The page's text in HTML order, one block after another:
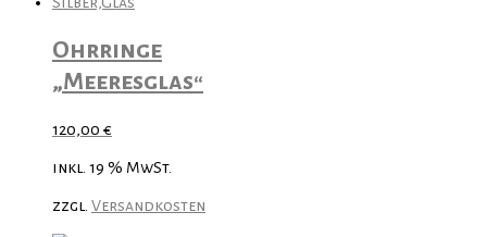
Ohrringe
„Meeresglas“
120,00 €
inkl. 19 % MwSt.
zzgl. Versandkosten